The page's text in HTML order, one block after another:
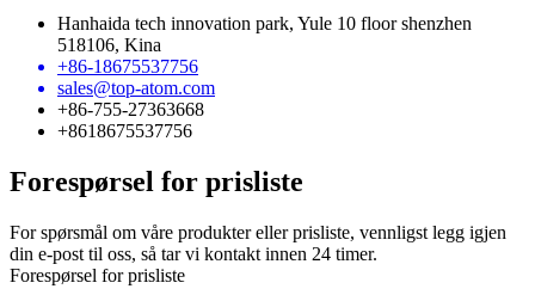
Hanhaida tech innovation park, Yule 10 floor shenzhen
518106, Kina
+86-18675537756
sales@top-atom.com
+86-755-27363668
+8618675537756
Forespørsel for prisliste
For spørsmål om våre produkter eller prisliste, vennligst legg igjen
din e-post til oss, så tar vi kontakt innen 24 timer.
Forespørsel for prisliste